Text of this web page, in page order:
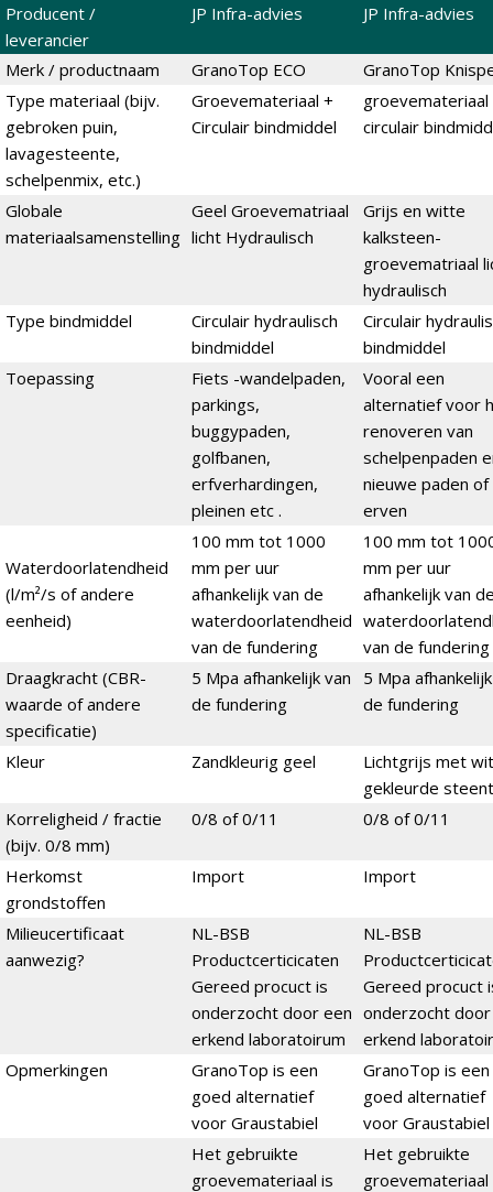
Producent /
leverancier
JP Infra-advies JP Infra-advies
Merk / productnaam GranoTop ECO
GranoTop
Type materiaal (bijv.
gebroken puin,
lavagesteente,
schelpenmix, etc.)
Groevemateriaal +
Circulair bindmiddel
groevemateriaal
circulair
Globale
materiaalsamenstelling
Geel Groevematriaal
licht Hydraulisch
Grijs en witte
kalksteen-
groevematriaal
hydraulisch
Type bindmiddel
Circulair hydraulisch
bindmiddel
Circulair
bindmiddel
Toepassing
Fiets -wandelpaden,
parkings,
buggypaden,
golfbanen,
erfverhardingen,
pleinen etc .
Vooral een
alternatief voor
renoveren van
schelpenpaden
nieuwe paden of
erven
Waterdoorlatendheid
(l/m²/s of andere
eenheid)
100 mm tot 1000
mm per uur
afhankelijk van de
waterdoorlatendheid
van de fundering
100 mm tot
mm per uur
afhankelijk van
van de fundering
Draagkracht (CBR-
waarde of andere
specificatie)
5 Mpa afhankelijk van
de fundering
5 Mpa
de fundering
Kleur Zandkleurig geel
Lichtgrijs met
gekleurde
Korreligheid / fractie
(bijv. 0/8 mm)
0/8 of 0/11 0/8 of 0/11
Herkomst
grondstoffen
Import Import
Milieucertificaat
aanwezig?
NL-BSB
Productcerticicaten
Gereed procuct is
onderzocht door een
erkend laboratoirum
NL-BSB
Gereed procuct
onderzocht
erkend
Opmerkingen
GranoTop is een
goed alternatief
voor Graustabiel
GranoTop is een
goed alternatief
voor Graustabiel
Het gebruikte
groevemateriaal is
Het gebruikte
groevemateriaal